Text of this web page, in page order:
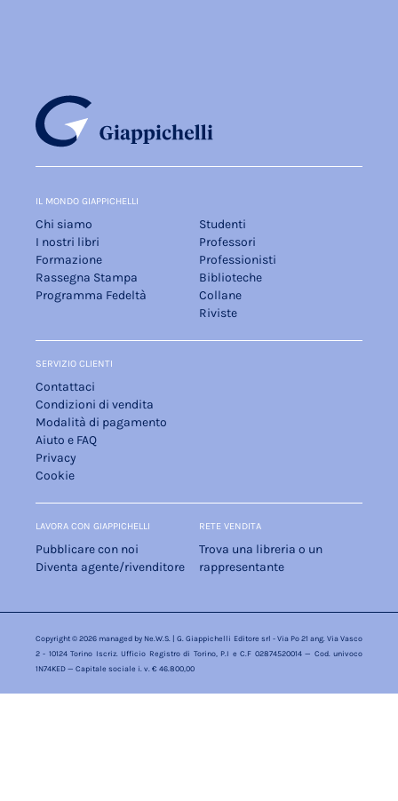
IL MONDO GIAPPICHELLI
Chi siamo
I nostri libri
Formazione
Rassegna Stampa
Programma Fedeltà
Studenti
Professori
Professionisti
Biblioteche
Collane
Riviste
SERVIZIO CLIENTI
Contattaci
Condizioni di vendita
Modalità di pagamento
Aiuto e FAQ
Privacy
Cookie
LAVORA CON GIAPPICHELLI
Pubblicare con noi
Diventa agente/rivenditore
RETE VENDITA
Trova una libreria o un
rappresentante
Copyright © 2026 managed by Ne.W.S. | G. Giappichelli Editore srl - Via Po 21 ang. Via Vasco
2 - 10124 Torino Iscriz. Ufficio Registro di Torino, P.I e C.F 02874520014 — Cod. univoco
1N74KED — Capitale sociale i. v. € 46.800,00